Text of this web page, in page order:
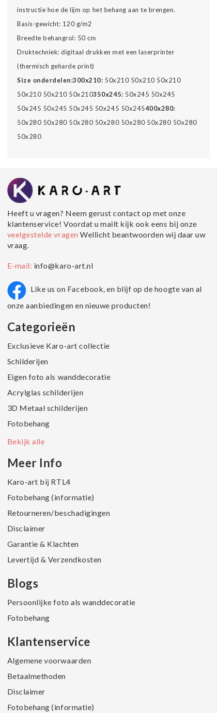
instructie hoe de lijm op het behang aan te brengen.
Basis-gewicht: 120 g/m2
Breedte behangrol: 50 cm
Druktechniek: digitaal drukken met een laserprinter
(thermisch geharde print)
Size onderdelen:300x210: 50x210 50x210 50x210
50x210 50x210 50x210350x245: 50x245 50x245
50x245 50x245 50x245 50x245 50x245400x280:
50x280 50x280 50x280 50x280 50x280 50x280 50x280
50x280
Heeft u vragen? Neem gerust contact op met onze
klantenservice! Voordat u mailt kijk ook eens bij onze
veelgestelde vragenWellicht beantwoorden wij daar uw
vraag.
E-mail: info@karo-art.nl
Like us on Facebook, en blijf op de hoogte van al
onze aanbiedingen en nieuwe producten!
Categorieën
Exclusieve Karo-art collectie
Schilderijen
Eigen foto als wanddecoratie
Acrylglas schilderijen
3D Metaal schilderijen
Fotobehang
Bekijk alle
Meer Info
Karo-art bij RTL4
Fotobehang (informatie)
Retourneren/beschadigingen
Disclaimer
Garantie & Klachten
Levertijd & Verzendkosten
Blogs
Persoonlijke foto als wanddecoratie
Fotobehang
Klantenservice
Algemene voorwaarden
Betaalmethoden
Disclaimer
Fotobehang (informatie)